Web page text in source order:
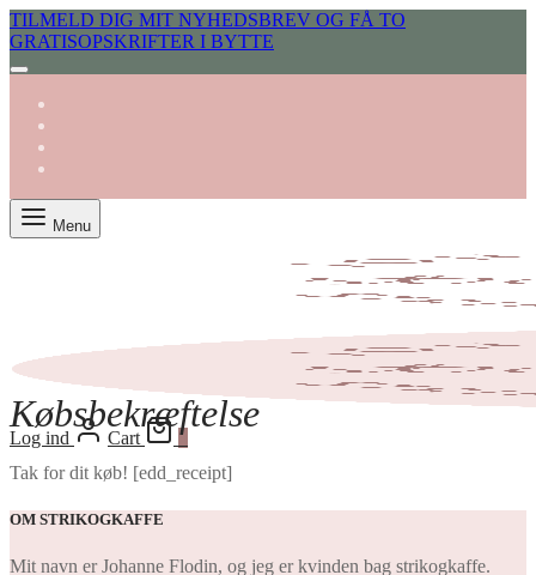
TILMELD DIG MIT NYHEDSBREV OG FÅ TO
GRATISOPSKRIFTER I BYTTE
Menu
Log ind Cart 0
Købsbekræftelse
Tak for dit køb! [edd_receipt]
OM STRIKOGKAFFE
Mit navn er Johanne Flodin, og jeg er kvinden bag strikogkaffe.